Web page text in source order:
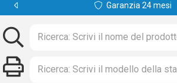
Pagamenti sicuri